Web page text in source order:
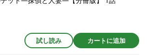
める女子のための、禁断の恋愛体験――…。
試し読み カートに追加